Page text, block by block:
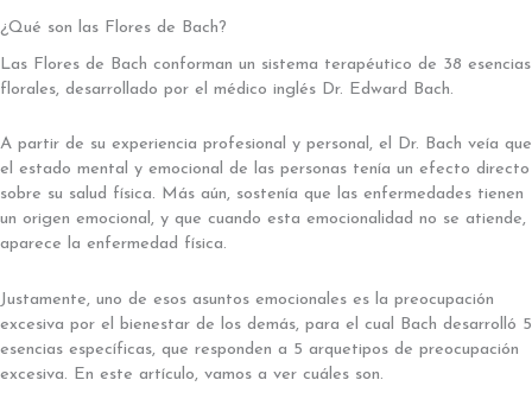
¿Qué son las Flores de Bach?
Las Flores de Bach conforman un sistema terapéutico de 38 esencias
florales, desarrollado por el médico inglés Dr. Edward Bach.
A partir de su experiencia profesional y personal, el Dr. Bach veía que
el estado mental y emocional de las personas tenía un efecto directo
sobre su salud física. Más aún, sostenía que las enfermedades tienen
un origen emocional, y que cuando esta emocionalidad no se atiende,
aparece la enfermedad física.
Justamente, uno de esos asuntos emocionales es la preocupación
excesiva por el bienestar de los demás, para el cual Bach desarrolló 5
esencias específicas, que responden a 5 arquetipos de preocupación
excesiva. En este artículo, vamos a ver cuáles son.